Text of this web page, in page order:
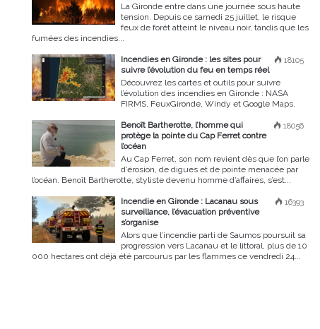
La Gironde entre dans une journée sous haute
tension. Depuis ce samedi 25 juillet, le risque
feux de forêt atteint le niveau noir, tandis que les
fumées des incendies...
18105
Incendies en Gironde : les sites pour
suivre l’évolution du feu en temps réel
Découvrez les cartes et outils pour suivre
l’évolution des incendies en Gironde : NASA
FIRMS, FeuxGironde, Windy et Google Maps.
18056
Benoît Bartherotte, l’homme qui
protège la pointe du Cap Ferret contre
l’océan
Au Cap Ferret, son nom revient dès que l’on parle
d’érosion, de digues et de pointe menacée par
l’océan. Benoît Bartherotte, styliste devenu homme d’affaires, s’est...
16393
Incendie en Gironde : Lacanau sous
surveillance, l’évacuation préventive
s’organise
Alors que l’incendie parti de Saumos poursuit sa
progression vers Lacanau et le littoral, plus de 10
000 hectares ont déjà été parcourus par les flammes ce vendredi 24...